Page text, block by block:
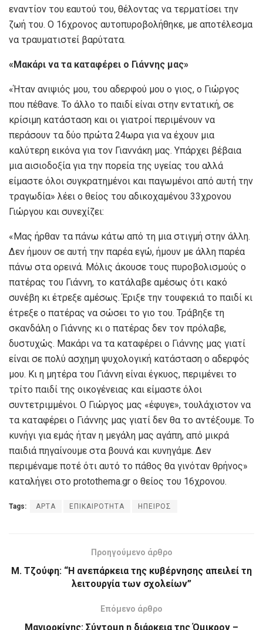
εναντίον του εαυτού του, θέλοντας να τερματίσει την
ζωή του. Ο 16χρονος αυτοπυροβολήθηκε, με αποτέλεσμα
να τραυματιστεί βαρύτατα.
«Μακάρι να τα καταφέρει ο Γιάννης μας»
«Ήταν ανιψιός μου, του αδερφού μου ο γιος, ο Γιώργος
που πέθανε. Το άλλο το παιδί είναι στην εντατική, σε
κρίσιμη κατάσταση και οι γιατροί περιμένουν να
περάσουν τα δύο πρώτα 24ωρα για να έχουν μια
καλύτερη εικόνα για τον Γιαννάκη μας. Υπάρχει βέβαια
μια αισιοδοξία για την πορεία της υγείας του αλλά
είμαστε όλοι συγκρατημένοι και παγωμένοι από αυτή την
τραγωδία» λέει ο θείος του αδικοχαμένου 33χρονου
Γιώργου και συνεχίζει:
«Μας ήρθαν τα πάνω κάτω από τη μια στιγμή στην άλλη.
Δεν ήμουν σε αυτή την παρέα εγώ, ήμουν με άλλη παρέα
πάνω στα ορεινά. Μόλις άκουσε τους πυροβολισμούς ο
πατέρας του Γιάννη, το κατάλαβε αμέσως ότι κακό
συνέβη κι έτρεξε αμέσως. Έριξε την τουφεκιά το παιδί κι
έτρεξε ο πατέρας να σώσει το γιο του. Τράβηξε τη
σκανδάλη ο Γιάννης κι ο πατέρας δεν τον πρόλαβε,
δυστυχώς. Μακάρι να τα καταφέρει ο Γιάννης μας γιατί
είναι σε πολύ ασχημη ψυχολογική κατάσταση ο αδερφός
μου. Κι η μητέρα του Γιάννη είναι έγκυος, περιμένει το
τρίτο παιδί της οικογένειας και είμαστε όλοι
συντετριμμένοι. Ο Γιώργος μας «έφυγε», τουλάχιστον να
τα καταφέρει ο Γιάννης μας γιατί δεν θα το αντέξουμε. Το
κυνήγι για εμάς ήταν η μεγάλη μας αγάπη, από μικρά
παιδιά πηγαίνουμε στα βουνά και κυνηγάμε. Δεν
περιμέναμε ποτέ ότι αυτό το πάθος θα γινόταν θρήνος»
καταλήγει στο protothema.gr o θείος του 16χρονου.
Tags: ΑΡΤΑ ΕΠΙΚΑΙΡΟΤΗΤΑ ΗΠΕΙΡΟΣ
Προηγούμενο άρθρο
M. Τζούφη: “Η ανεπάρκεια της κυβέρνησης απειλεί τη
λειτουργία των σχολείων”
Επόμενο άρθρο
Μαγιορκίνης: Σύντομη η διάρκεια της Όμικρον –